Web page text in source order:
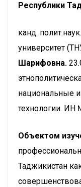
Республики
канд.
университет
Шарифовна.
национальные
технологии.
Объектом
Таджикистан